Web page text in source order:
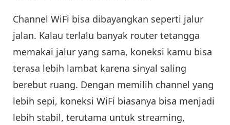
Channel WiFi bisa dibayangkan seperti jalur
jalan. Kalau terlalu banyak router tetangga
memakai jalur yang sama, koneksi kamu bisa
terasa lebih lambat karena sinyal saling
berebut ruang. Dengan memilih channel yang
lebih sepi, koneksi WiFi biasanya bisa menjadi
lebih stabil, terutama untuk streaming,